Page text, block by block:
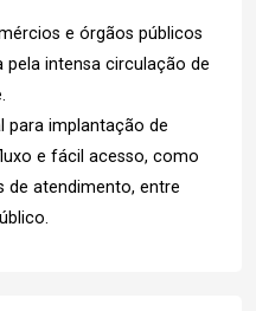
e órgãos públicos
pela intensa circulação de
para implantação de
e fácil acesso, como
de atendimento, entre